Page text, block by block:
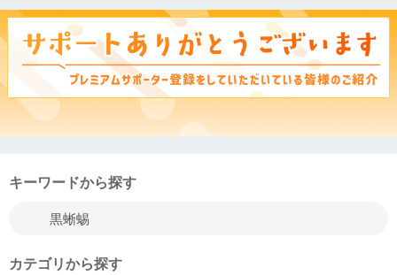
キーワードから探す
カテゴリから探す